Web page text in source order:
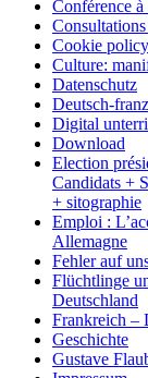
Conférence
Cookie
Culture:
Datenschutz
Deutsch-
Digital
Download
Election
Candidats +
+ sitographie
Emploi :
Allemagne
Fehler auf
Flüchtlinge
Deutschland
Frankreich –
Geschichte
Gustave